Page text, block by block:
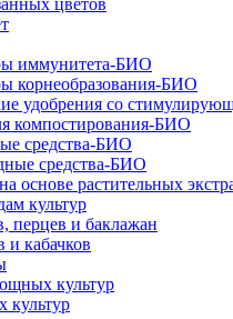
цветов
иммунитета-БИО
корнеобразования-БИО
удобрения со
компостирования-БИО
средства-БИО
средства-БИО
основе растительных
культур
перцев и баклажан
и кабачков
культур
культур